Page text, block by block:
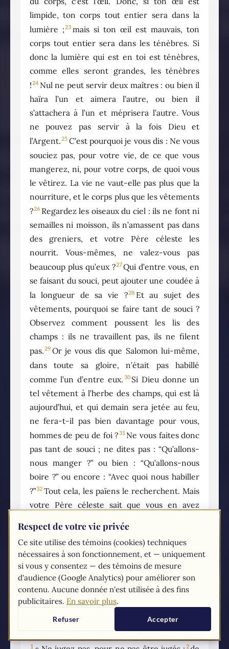
limpide, ton corps tout entier sera dans la
lumière ;23 mais si ton œil est mauvais, ton
corps tout entier sera dans les ténèbres. Si
donc la lumière qui est en toi est ténèbres,
comme elles seront grandes, les ténèbres
!24 Nul ne peut servir deux maîtres : ou bien il
haïra l’un et aimera l’autre, ou bien il
s’attachera à l’un et méprisera l’autre. Vous
ne pouvez pas servir à la fois Dieu et
l’Argent.25 C’est pourquoi je vous dis : Ne vous
souciez pas, pour votre vie, de ce que vous
mangerez, ni, pour votre corps, de quoi vous
le vêtirez. La vie ne vaut-elle pas plus que la
nourriture, et le corps plus que les vêtements
?26 Regardez les oiseaux du ciel : ils ne font ni
semailles ni moisson, ils n’amassent pas dans
des greniers, et votre Père céleste les
nourrit. Vous-mêmes, ne valez-vous pas
beaucoup plus qu’eux ?27Qui d’entre vous, en
se faisant du souci, peut ajouter une coudée à
la longueur de sa vie ?28 Et au sujet des
vêtements, pourquoi se faire tant de souci ?
Observez comment poussent les lis des
champs : ils ne travaillent pas, ils ne filent
pas.29 Or je vous dis que Salomon lui-même,
dans toute sa gloire, n’était pas habillé
comme l’un d’entre eux. 30 Si Dieu donne un
tel vêtement à l’herbe des champs, qui est là
aujourd’hui, et qui demain sera jetée au feu,
ne fera-t-il pas bien davantage pour vous,
hommes de peu de foi ?31 Ne vous faites donc
pas tant de souci ; ne dites pas : “Qu’allons-
nous manger ?” ou bien : “Qu’allons-nous
boire ?” ou encore : “Avec quoi nous habiller
?”32 Tout cela, les païens le recherchent. Mais
votre Père céleste sait que vous en avez
Dieu et sa justice, et tout cela vous sera
donné par surcroît.34 Ne vous faites pas de
souci pour demain : demain aura souci de lui-
même ; à chaque jour suffit sa peine.
7
1 2
Respect de votre vie privée
Ce site utilise des témoins (cookies) techniques
nécessaires à son fonctionnement, et — uniquement
si vous y consentez — des témoins de mesure
d'audience (Google Analytics) pour améliorer son
contenu. Aucune donnée n'est utilisée à des fins
publicitaires. En savoir plus.
Refuser Accepter